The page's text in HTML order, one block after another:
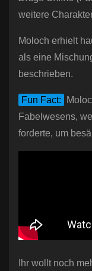
weitere
Moloch erhielt
als eine
beschrieben.
Fun Fact:
Fabelwesens,
forderte, um
Ihr wollt noch